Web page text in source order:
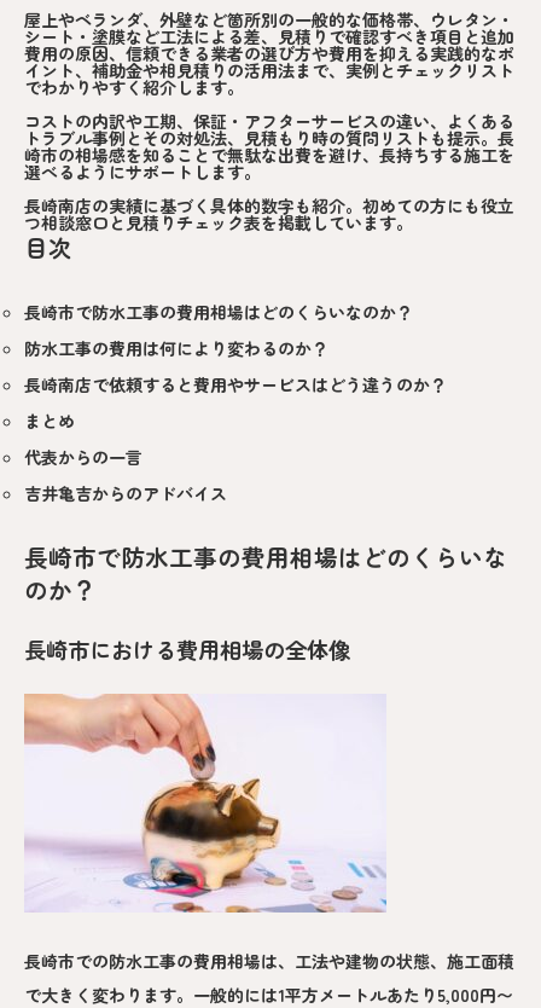
屋上やベランダ、外壁など箇所別の一般的な価格帯、ウレタン・
シート・塗膜など工法による差、見積りで確認すべき項目と追加
費用の原因、信頼できる業者の選び方や費用を抑える実践的なポ
イント、補助金や相見積りの活用法まで、実例とチェックリスト
でわかりやすく紹介します。
コストの内訳や工期、保証・アフターサービスの違い、よくある
トラブル事例とその対処法、見積もり時の質問リストも提示。長
崎市の相場感を知ることで無駄な出費を避け、長持ちする施工を
選べるようにサポートします。
長崎南店の実績に基づく具体的数字も紹介。初めての方にも役立
つ相談窓口と見積りチェック表を掲載しています。
目次
長崎市で防水工事の費用相場はどのくらいなのか？
防水工事の費用は何により変わるのか？
長崎南店で依頼すると費用やサービスはどう違うのか？
まとめ
代表からの一言
吉井亀吉からのアドバイス
長崎市で防水工事の費用相場はどのくらいな
のか？
長崎市における費用相場の全体像
長崎市での防水工事の費用相場は、工法や建物の状態、施工面積
で大きく変わります。一般的には1平方メートルあたり5,000円〜